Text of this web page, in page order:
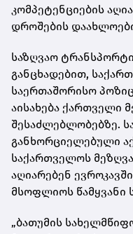
კომპეტენციების
დროშების
საზღვაო
განცხადებით,
საერთაშორისო
აისახება ქართველი
შესაძლებლობებზე.
განხორციელებული
საქართველოს
აღიარებენ
მსოფლიოს წამყვანი
„ბათუმის